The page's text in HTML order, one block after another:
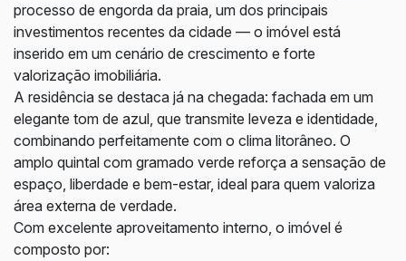
processo de engorda da praia, um dos principais
investimentos recentes da cidade — o imóvel está
inserido em um cenário de crescimento e forte
valorização imobiliária.
A residência se destaca já na chegada: fachada em um
elegante tom de azul, que transmite leveza e identidade,
combinando perfeitamente com o clima litorâneo. O
amplo quintal com gramado verde reforça a sensação de
espaço, liberdade e bem-estar, ideal para quem valoriza
área externa de verdade.
Com excelente aproveitamento interno, o imóvel é
composto por: